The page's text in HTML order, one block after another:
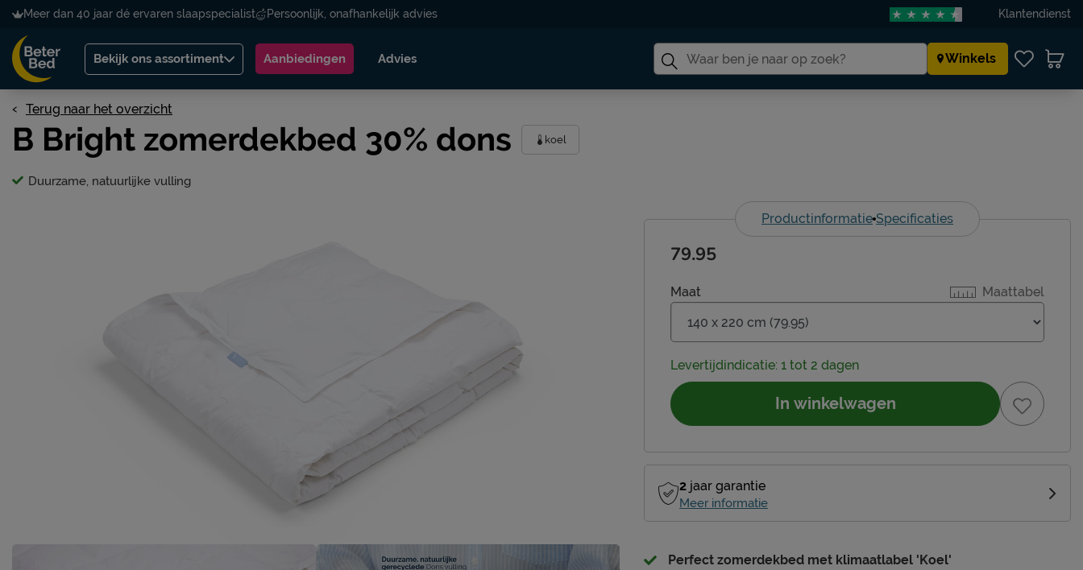
Meer dan 40 jaar dé ervaren slaapspecialist Persoonlijk, onafhankelijk advies Klantendienst
Bekijk ons assortiment Aanbiedingen Advies Winkels
Terug naar het overzicht
B Bright zomerdekbed 30% dons koel
Duurzame, natuurlijke vulling
Productinformatie Specificaties
Maattabel
Maat
79.95
Levertijdindicatie: 1 tot 2 dagen
In winkelwagen
2 jaar garantie
Meer informatie
Perfect zomerdekbed met klimaatlabel 'Koel'